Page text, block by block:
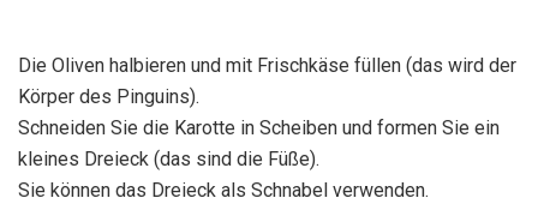
Die Oliven halbieren und mit Frischkäse füllen (das wird der
Körper des Pinguins).
Schneiden Sie die Karotte in Scheiben und formen Sie ein
kleines Dreieck (das sind die Füße).
Sie können das Dreieck als Schnabel verwenden.